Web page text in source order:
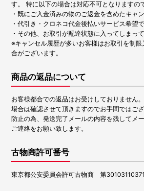
す。 特に以下の場合は対応不可となりますの
・既にご入金済みの物のご返金を含めたキャン
・代引き・クロネコ代金後払いサービス希望
・その他、お取引が配達状態に入ってしまって
※キャンセル履歴が多いお客様はお取引を制
合がございます。
商品の返品について
お客様都合での返品はお受けしておりません
場合は確認させて頂きますのでお手間ではご
防止の為、発送完了メールの内容を残してメ
ご連絡をお願い致します。
古物商許可番号
東京都公安委員会許可古物商 第